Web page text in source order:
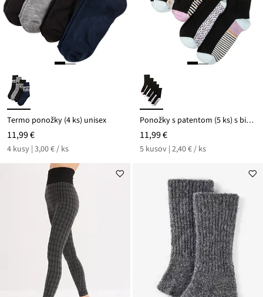
Termo ponožky (4 ks) unisex
11,99 €
4 kusy | 3,00 € / ks
Ponožky s patentom (5 ks) s bio bavlnou
11,99 €
5 kusov | 2,40 € / ks